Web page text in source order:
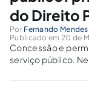
do Direito
Por Fernando
Publicado em 20 de
Concessão e
serviço público.
diferenças destas